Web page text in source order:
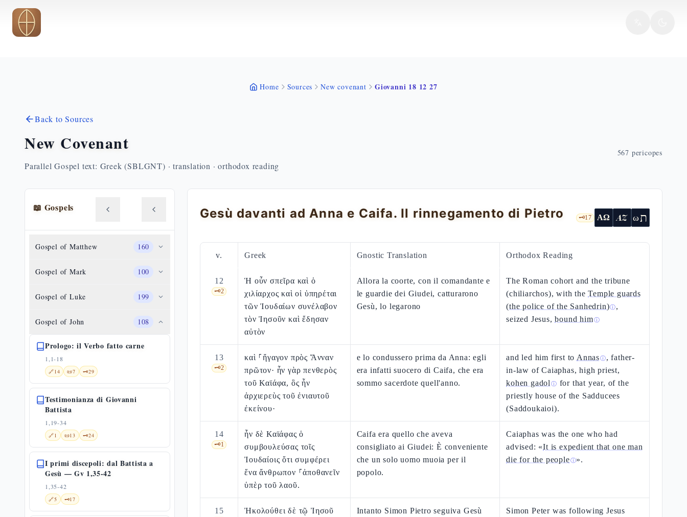
Skip to main content
Home Sources New covenant Giovanni 18 12 27
Back to Sources
New Covenant
Parallel Gospel text: Greek (SBLGNT) · translation · orthodox reading
567 pericopes
📖 Gospels
Gospel of Matthew 160
Gospel of Mark 100
Gospel of Luke 199
Gospel of John 108
Prologo: il Verbo fatto carne
1,1-18
🔗14 📜7 🗝️29
Testimonianza di Giovanni
Battista
1,19-34
🔗1 📜13 🗝️24
I primi discepoli: dal Battista a
Gesù — Gv 1,35-42
1,35-42
🔗5 🗝️17
Gesù davanti ad Anna e Caifa. Il rinnegamento di Pietro 🗝️17 ΑΩ AZ ωת
v. Greek Gnostic Translation Orthodox Reading
12
🗝️2
Ἡ οὖν σπεῖρα καὶ ὁ
χιλίαρχος καὶ οἱ ὑπηρέται
τῶν Ἰουδαίων συνέλαβον
τὸν Ἰησοῦν καὶ ἔδησαν
αὐτὸν
Allora la coorte, con il comandante e
le guardie dei Giudei, catturarono
Gesù, lo legarono
The Roman cohort and the tribune
(chiliarchos), with theTemple guards
(the police of the Sanhedrin)ⓘ,
seized Jesus,bound himⓘ
13
🗝️2
καὶ ⸀ἤγαγον πρὸς Ἅνναν
πρῶτον· ἦν γὰρ πενθερὸς
τοῦ Καϊάφα, ὃς ἦν
ἀρχιερεὺς τοῦ ἐνιαυτοῦ
ἐκείνου·
e lo condussero prima da Anna: egli
era infatti suocero di Caifa, che era
sommo sacerdote quell'anno.
and led him first to Annasⓘ, father-
in-law of Caiaphas, high priest,
kohen gadol ⓘ for that year, of the
priestly house of the Sadducees
(Saddoukaioi).
14
🗝️1
ἦν δὲ Καϊάφας ὁ
συμβουλεύσας τοῖς
Ἰουδαίοις ὅτι συμφέρει
ἕνα ἄνθρωπον ⸀ἀποθανεῖν
ὑπὲρ τοῦ λαοῦ.
Caifa era quello che aveva
consigliato ai Giudei: È conveniente
che un solo uomo muoia per il
popolo.
Caiaphas was the one who had
advised: «It is expedient that one man
die for the peopleⓘ».
15
Ἠκολούθει δὲ τῷ Ἰησοῦ
Intanto Simon Pietro seguiva Gesù
Simon Peter was following Jesus